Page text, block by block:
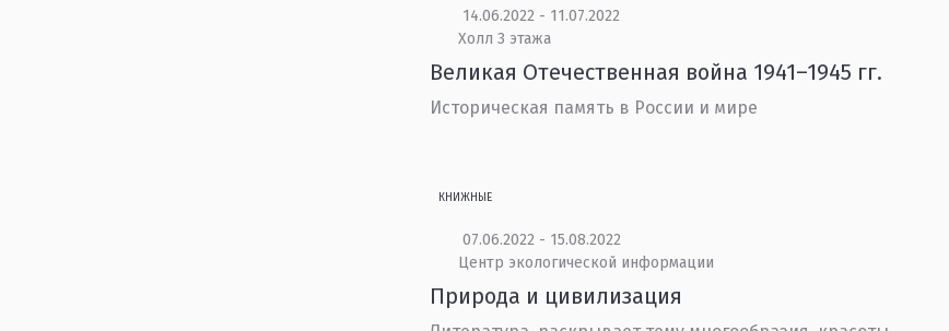
14.06.2022 - 11.07.2022
Холл 3 этажа
Великая Отечественная война 1941–1945 гг.
Историческая память в России и мире
КНИЖНЫЕ
07.06.2022 - 15.08.2022
Центр экологической информации
Природа и цивилизация